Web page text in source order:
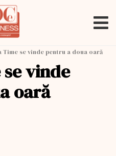
Time se vinde pentru a doua oară
vinde
oară